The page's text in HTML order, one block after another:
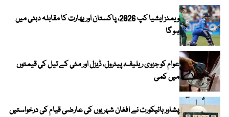
ویمنز ایشیا کپ 2026، پاکستان اور بھارت کا مقابلہ دبئی میں
ہو گا
عوام کو جزوی ریلیف، پیٹرول، ڈیزل اور مٹی کے تیل کی قیمتوں
میں کمی
پشاور ہائیکورٹ نے افغان شہریوں کی عارضی قیام کی درخواستیں